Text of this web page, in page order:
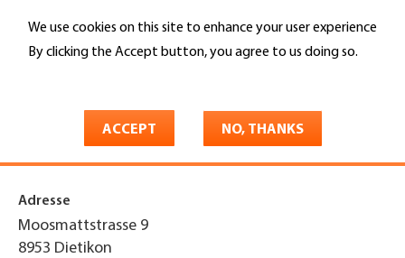
We use cookies on this site to enhance your user experience
By clicking the Accept button, you agree to us doing so.
ACCEPT NO, THANKS
main
Search
Greenvolt AG
Adresse
Moosmattstrasse 9
8953 Dietikon